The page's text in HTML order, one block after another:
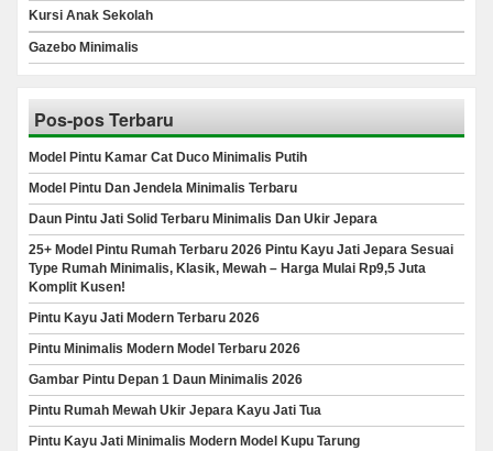
Kursi Anak Sekolah
Gazebo Minimalis
Pos-pos Terbaru
Model Pintu Kamar Cat Duco Minimalis Putih
Model Pintu Dan Jendela Minimalis Terbaru
Daun Pintu Jati Solid Terbaru Minimalis Dan Ukir Jepara
25+ Model Pintu Rumah Terbaru 2026 Pintu Kayu Jati Jepara Sesuai
Type Rumah Minimalis, Klasik, Mewah – Harga Mulai Rp9,5 Juta
Komplit Kusen!
Pintu Kayu Jati Modern Terbaru 2026
Pintu Minimalis Modern Model Terbaru 2026
Gambar Pintu Depan 1 Daun Minimalis 2026
Pintu Rumah Mewah Ukir Jepara Kayu Jati Tua
Pintu Kayu Jati Minimalis Modern Model Kupu Tarung